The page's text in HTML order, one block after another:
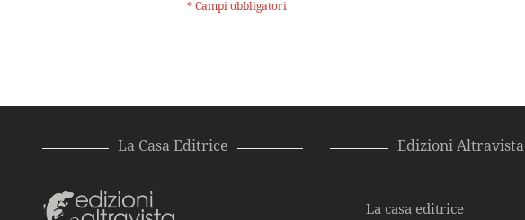
La Casa Editrice Edizioni Altravista
La casa editrice